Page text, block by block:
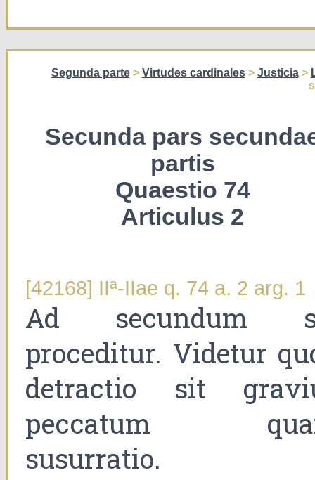
Segunda parte> Virtudes cardinales> Justicia>
Secunda pars
partis
Quaestio 74
Articulus 2
[42168] IIª-IIae q. 74 a. 2 arg. 1
Ad secundum
proceditur. Videtur
detractio sit
peccatum
susurratio.